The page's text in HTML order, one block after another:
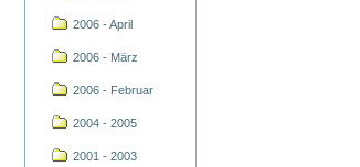
2006 - April
2006 - März
2006 - Februar
2004 - 2005
2001 - 2003